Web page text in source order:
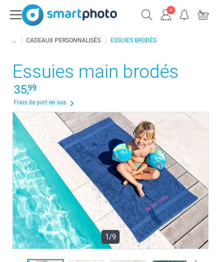
CADEAUX PERSONNALISÉS ESSUIES BRODÉS
Essuies main brodés
35,99
Frais de port en sus
1/9